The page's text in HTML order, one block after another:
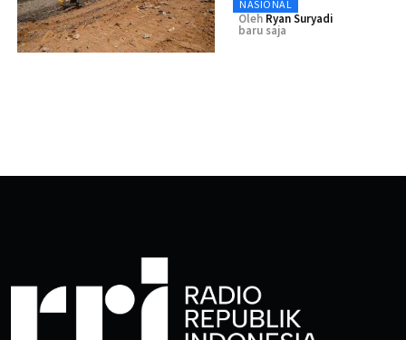
NASIONAL
Oleh Ryan Suryadi
baru saja